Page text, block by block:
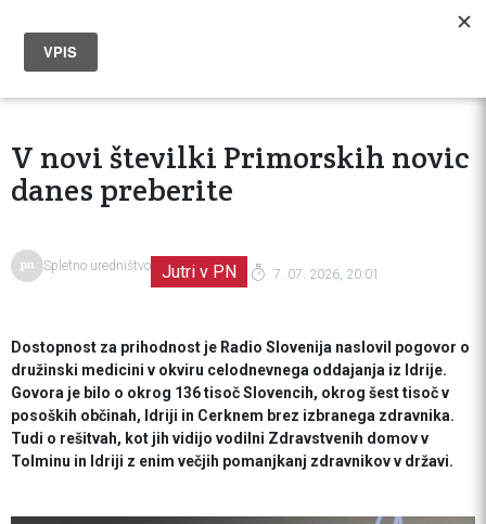
V novi številki Primorskih novic
danes preberite
Spletno uredništvo Jutri v PN 7. 07. 2026, 20:01
Dostopnost za prihodnost je Radio Slovenija naslovil pogovor o
družinski medicini v okviru celodnevnega oddajanja iz Idrije.
Govora je bilo o okrog 136 tisoč Slovencih, okrog šest tisoč v
posoških občinah, Idriji in Cerknem brez izbranega zdravnika.
Tudi o rešitvah, kot jih vidijo vodilni Zdravstvenih domov v
Tolminu in Idriji z enim večjih pomanjkanj zdravnikov v državi.